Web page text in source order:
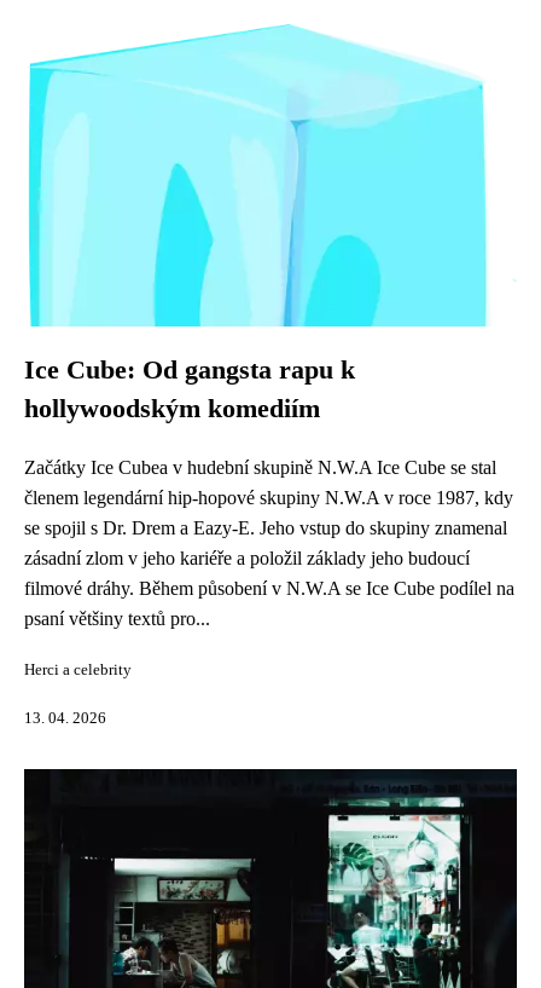
Ice Cube: Od gangsta rapu k
hollywoodským komediím
Začátky Ice Cubea v hudební skupině N.W.A Ice Cube se stal
členem legendární hip-hopové skupiny N.W.A v roce 1987, kdy
se spojil s Dr. Drem a Eazy-E. Jeho vstup do skupiny znamenal
zásadní zlom v jeho kariéře a položil základy jeho budoucí
filmové dráhy. Během působení v N.W.A se Ice Cube podílel na
psaní většiny textů pro...
Herci a celebrity
13. 04. 2026